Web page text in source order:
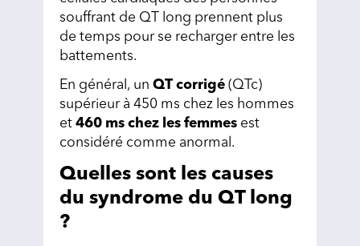
souffrant de QT long prennent plus
de temps pour se recharger entre les
battements.
En général, un QT corrigé (QTc)
supérieur à 450 ms chez les hommes
et 460 ms chez les femmes est
considéré comme anormal.
Quelles sont les causes
du syndrome du QT long
?